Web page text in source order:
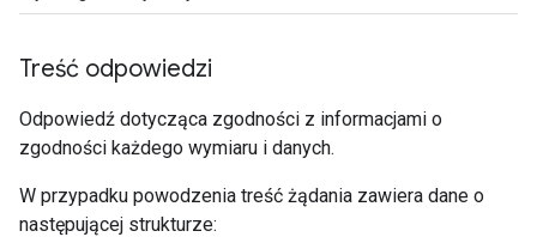
Treść odpowiedzi
Odpowiedź dotycząca zgodności z informacjami o
zgodności każdego wymiaru i danych.
W przypadku powodzenia treść żądania zawiera dane o
następującej strukturze: